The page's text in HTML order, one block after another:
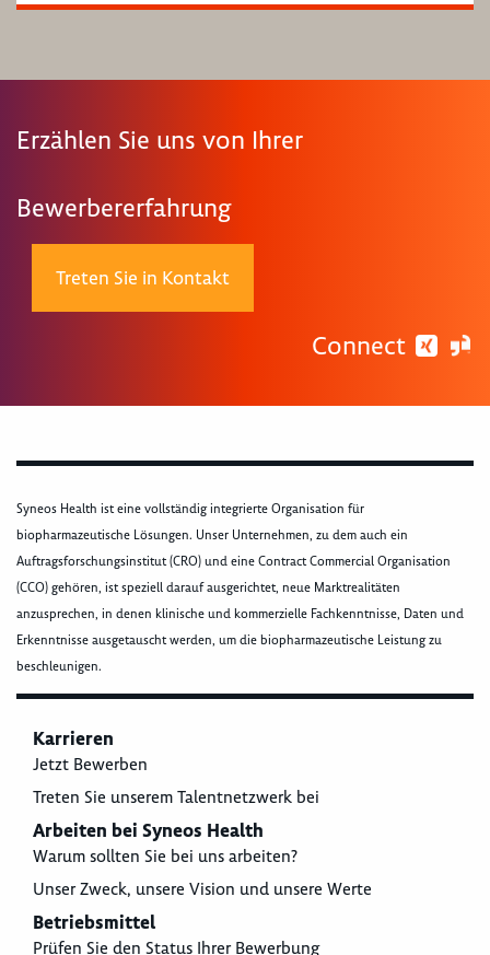
Erzählen Sie uns von Ihrer
Bewerbererfahrung
Treten Sie in Kontakt
Connect
Syneos Health ist eine vollständig integrierte Organisation für
biopharmazeutische Lösungen. Unser Unternehmen, zu dem auch ein
Auftragsforschungsinstitut (CRO) und eine Contract Commercial Organisation
(CCO) gehören, ist speziell darauf ausgerichtet, neue Marktrealitäten
anzusprechen, in denen klinische und kommerzielle Fachkenntnisse, Daten und
Erkenntnisse ausgetauscht werden, um die biopharmazeutische Leistung zu
beschleunigen.
Karrieren
Jetzt Bewerben
Treten Sie unserem Talentnetzwerk bei
Arbeiten bei Syneos Health
Warum sollten Sie bei uns arbeiten?
Unser Zweck, unsere Vision und unsere Werte
Betriebsmittel
Prüfen Sie den Status Ihrer Bewerbung